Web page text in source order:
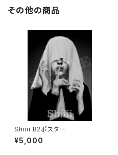
その他の商品
Shiiii B2ポスター
¥5,000